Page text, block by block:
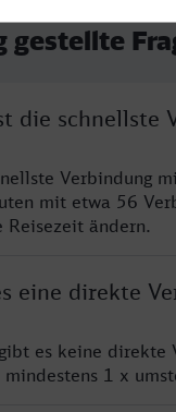
gestellte
die schnellste
Verbindung
mit etwa 56
Reisezeit ändern.
eine direkte
es keine direkte
mindestens 1 x